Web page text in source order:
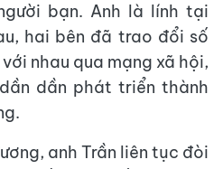
bạn. Anh là lính tại
hai bên đã trao đổi số
nhau qua mạng xã hội,
dần phát triển thành
anh Trần liên tục đòi